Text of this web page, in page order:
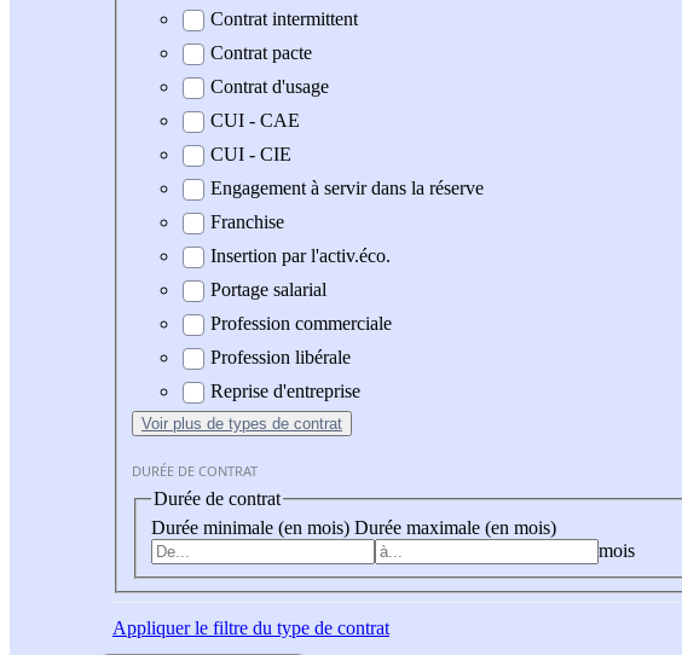
Contrat intermittent
Contrat pacte
Contrat d'usage
CUI - CAE
CUI - CIE
Engagement à servir dans la réserve
Franchise
Insertion par l'activ.éco.
Portage salarial
Profession commerciale
Profession libérale
Reprise d'entreprise
Voir plus de types de contrat
DURÉE DE CONTRAT
Durée de contrat
Durée minimale (en mois) Durée maximale (en mois)
mois
Appliquerle filtre du type de contrat